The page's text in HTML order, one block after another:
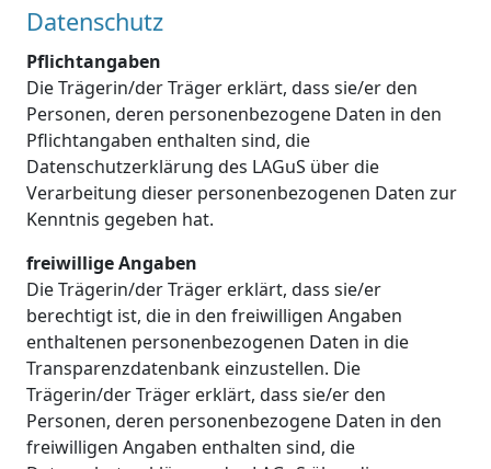
Datenschutz
Pflichtangaben
Die Trägerin/der Träger erklärt, dass sie/er den
Personen, deren personenbezogene Daten in den
Pflichtangaben enthalten sind, die
Datenschutzerklärung des LAGuS über die
Verarbeitung dieser personenbezogenen Daten zur
Kenntnis gegeben hat.
freiwillige Angaben
Die Trägerin/der Träger erklärt, dass sie/er
berechtigt ist, die in den freiwilligen Angaben
enthaltenen personenbezogenen Daten in die
Transparenzdatenbank einzustellen. Die
Trägerin/der Träger erklärt, dass sie/er den
Personen, deren personenbezogene Daten in den
freiwilligen Angaben enthalten sind, die